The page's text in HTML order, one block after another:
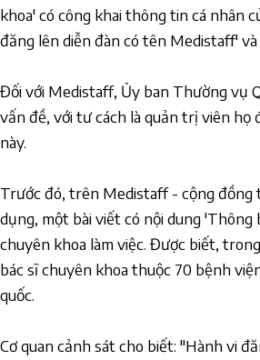
khoa' có công khai thông tin cá nhân
đăng lên diễn đàn có tên Medistaff'
Đối với Medistaff, Ủy ban Thường vụ
vấn đề, với tư cách là quản trị viên
này.
Trước đó, trên Medistaff - cộng đồng
dụng, một bài viết có nội dung
chuyên khoa làm việc. Được biết,
bác sĩ chuyên khoa thuộc 70 bệnh
quốc.
Cơ quan cảnh sát cho biết: "Hành vi